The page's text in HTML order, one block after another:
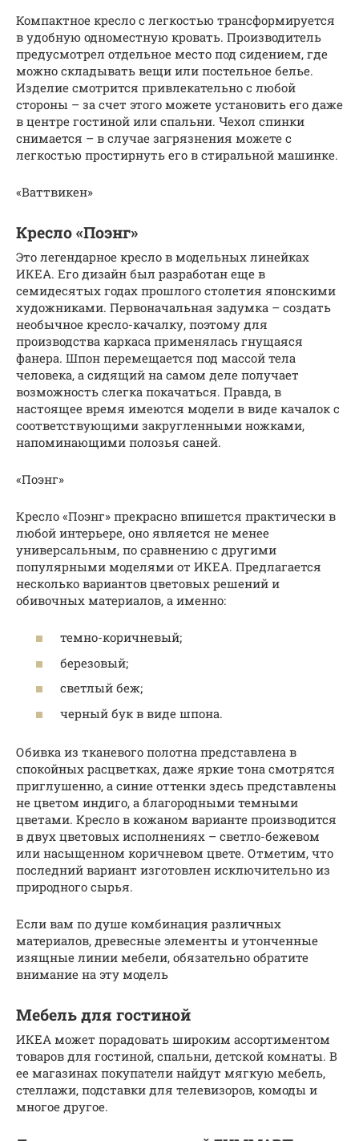
Компактное кресло с легкостью трансформируется
в удобную одноместную кровать. Производитель
предусмотрел отдельное место под сидением, где
можно складывать вещи или постельное белье.
Изделие смотрится привлекательно с любой
стороны – за счет этого можете установить его даже
в центре гостиной или спальни. Чехол спинки
снимается – в случае загрязнения можете с
легкостью простирнуть его в стиральной машинке.
«Ваттвикен»
Кресло «Поэнг»
Это легендарное кресло в модельных линейках
ИКЕА. Его дизайн был разработан еще в
семидесятых годах прошлого столетия японскими
художниками. Первоначальная задумка – создать
необычное кресло-качалку, поэтому для
производства каркаса применялась гнущаяся
фанера. Шпон перемещается под массой тела
человека, а сидящий на самом деле получает
возможность слегка покачаться. Правда, в
настоящее время имеются модели в виде качалок с
соответствующими закругленными ножками,
напоминающими полозья саней.
«Поэнг»
Кресло «Поэнг» прекрасно впишется практически в
любой интерьере, оно является не менее
универсальным, по сравнению с другими
популярными моделями от ИКЕА. Предлагается
несколько вариантов цветовых решений и
обивочных материалов, а именно:
темно-коричневый;
березовый;
светлый беж;
черный бук в виде шпона.
Обивка из тканевого полотна представлена в
спокойных расцветках, даже яркие тона смотрятся
приглушенно, а синие оттенки здесь представлены
не цветом индиго, а благородными темными
цветами. Кресло в кожаном варианте производится
в двух цветовых исполнениях – светло-бежевом
или насыщенном коричневом цвете. Отметим, что
последний вариант изготовлен исключительно из
природного сырья.
Если вам по душе комбинация различных
материалов, древесные элементы и утонченные
изящные линии мебели, обязательно обратите
внимание на эту модель
Мебель для гостиной
ИКЕА может порадовать широким ассортиментом
товаров для гостиной, спальни, детской комнаты. В
ее магазинах покупатели найдут мягкую мебель,
стеллажи, подставки для телевизоров, комоды и
многое другое.